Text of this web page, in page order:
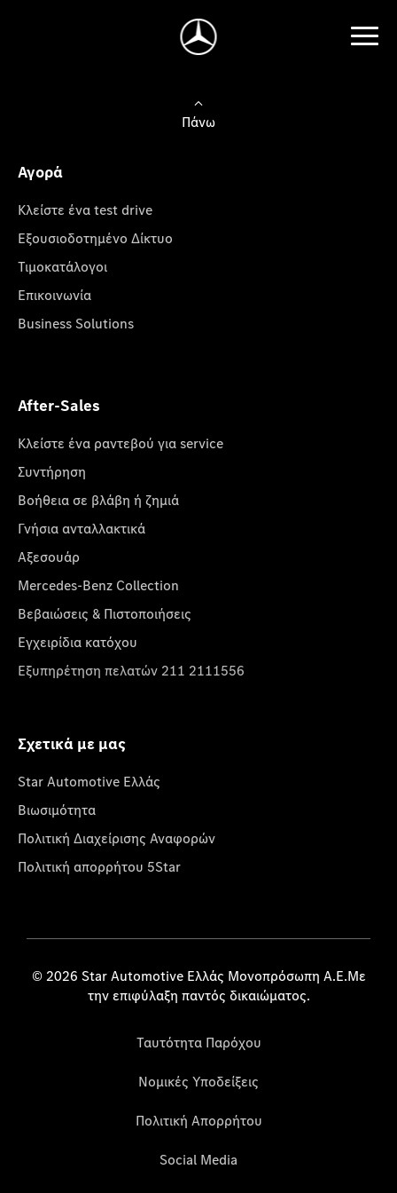
Πάνω
Αγορά
Κλείστε ένα test drive
Εξουσιοδοτημένο Δίκτυο
Τιμοκατάλογοι
Επικοινωνία
Business Solutions
After-Sales
Κλείστε ένα ραντεβού για service
Συντήρηση
Βοήθεια σε βλάβη ή ζημιά
Γνήσια ανταλλακτικά
Αξεσουάρ
Mercedes-Benz Collection
Βεβαιώσεις & Πιστοποιήσεις
Εγχειρίδια κατόχου
Εξυπηρέτηση πελατών 211 2111556
Σχετικά με μας
Star Automotive Ελλάς
Βιωσιμότητα
Πολιτική Διαχείρισης Αναφορών
Πολιτική απορρήτου 5Star
© 2026 Star Automotive Ελλάς Μονοπρόσωπη Α.Ε.Με
την επιφύλαξη παντός δικαιώματος.
Ταυτότητα Παρόχου
Νομικές Υποδείξεις
Πολιτική Απορρήτου
Social Media